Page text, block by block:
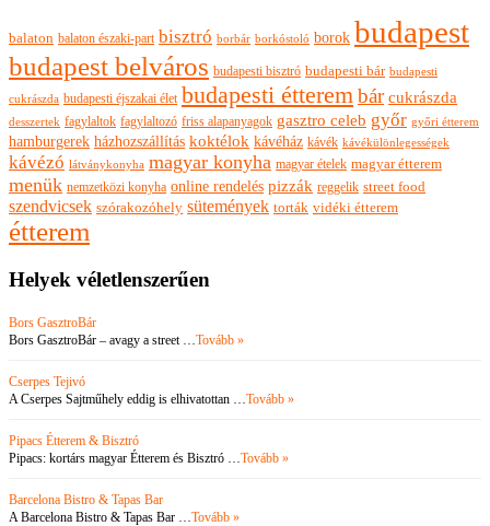
balaton balaton északi-part bisztró borbár borkóstoló borok budapest
budapest belváros budapesti bisztró budapesti bár budapesti
cukrászda budapesti éjszakai élet budapesti étterembár cukrászda
desszertek fagylaltok fagylaltozó friss alapanyagok gasztro celeb győr győri étterem
hamburgerek házhozszállítás koktélok kávéház kávék kávékülönlegességek
kávézó látványkonyha magyar konyha magyar ételek magyar étterem
menük nemzetközi konyha online rendelés pizzák reggelik street food
szendvicsek szórakozóhely sütemények torták vidéki étterem
étterem
Helyek véletlenszerűen
Bors GasztroBár
Bors GasztroBár – avagy a street …Tovább »
Cserpes Tejivó
A Cserpes Sajtműhely eddig is elhivatottan …Tovább »
Pipacs Étterem & Bisztró
Pipacs: kortárs magyar Étterem és Bisztró …Tovább »
Barcelona Bistro & Tapas Bar
A Barcelona Bistro & Tapas Bar …Tovább »